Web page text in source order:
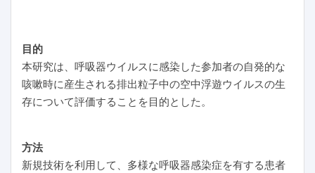
目的
本研究は、呼吸器ウイルスに感染した参加者の自発的な
咳嗽時に産生される排出粒子中の空中浮遊ウイルスの生
存について評価することを目的とした。
方法
新規技術を利用して、多様な呼吸器感染症を有する患者